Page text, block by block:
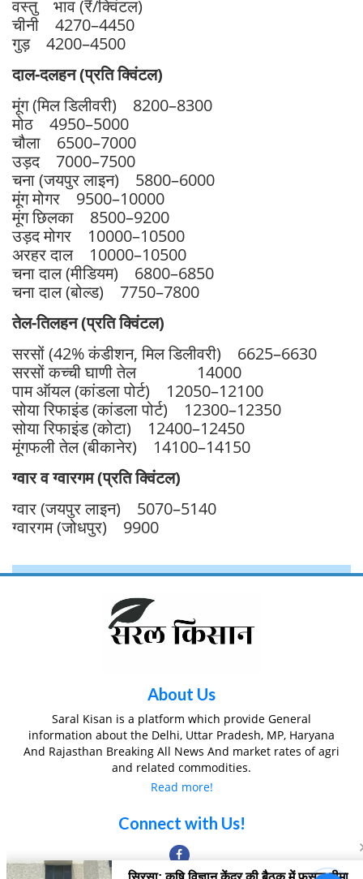
वस्तु भाव (₹/क्विंटल)
चीनी 4270–4450
गुड़ 4200–4500
दाल-दलहन (प्रति क्विंटल)
मूंग (मिल डिलीवरी) 8200–8300
मोठ 4950–5000
चौला 6500–7000
उड़द 7000–7500
चना (जयपुर लाइन) 5800–6000
मूंग मोगर 9500–10000
मूंग छिलका 8500–9200
उड़द मोगर 10000–10500
अरहर दाल 10000–10500
चना दाल (मीडियम) 6800–6850
चना दाल (बोल्ड) 7750–7800
तेल-तिलहन (प्रति क्विंटल)
सरसों (42% कंडीशन, मिल डिलीवरी) 6625–6630
सरसों कच्ची घाणी तेल 14000
पाम ऑयल (कांडला पोर्ट) 12050–12100
सोया रिफाइंड (कांडला पोर्ट) 12300–12350
सोया रिफाइंड (कोटा) 12400–12450
मूंगफली तेल (बीकानेर) 14100–14150
ग्वार व ग्वारगम (प्रति क्विंटल)
ग्वार (जयपुर लाइन) 5070–5140
ग्वारगम (जोधपुर) 9900
About Us
Saral Kisan is a platform which provide General
information about the Delhi, Uttar Pradesh, MP, Haryana
And Rajasthan Breaking All News And market rates of agri
and related commodities.
Read more!
Connect with Us!